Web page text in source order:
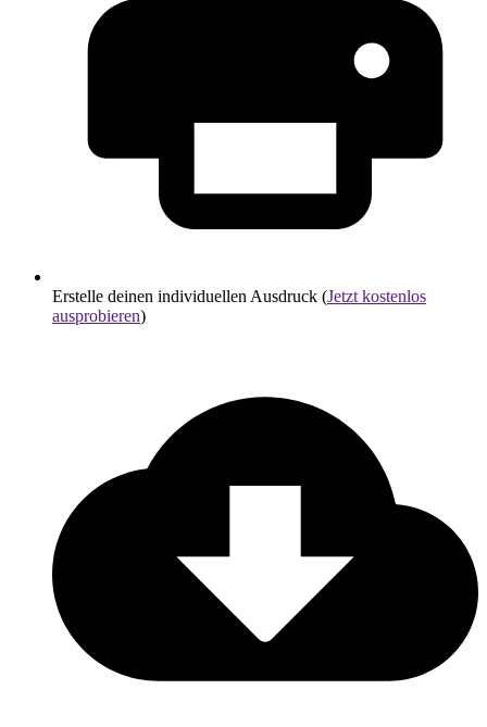
Erstelle deinen individuellen Ausdruck (Jetzt kostenlos
ausprobieren)